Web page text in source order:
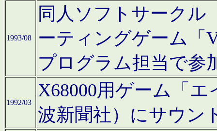
1993/08
同人ソフトサークル
ーティングゲーム「
プログラム担当で参
1992/03
X68000用ゲーム「
波新聞社）にサウン